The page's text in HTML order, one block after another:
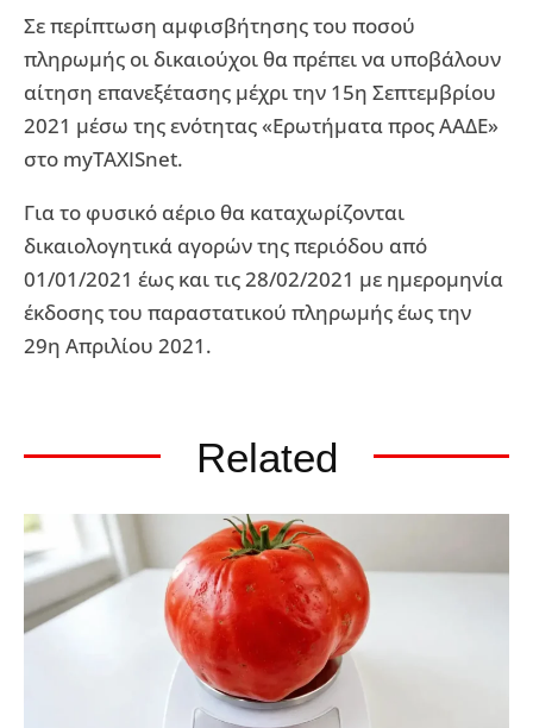
Σε περίπτωση αμφισβήτησης του ποσού
πληρωμής οι δικαιούχοι θα πρέπει να υποβάλουν
αίτηση επανεξέτασης μέχρι την 15η Σεπτεμβρίου
2021 μέσω της ενότητας «Ερωτήματα προς ΑΑΔΕ»
στο myTAXISnet.
Για το φυσικό αέριο θα καταχωρίζονται
δικαιολογητικά αγορών της περιόδου από
01/01/2021 έως και τις 28/02/2021 με ημερομηνία
έκδοσης του παραστατικού πληρωμής έως την
29η Απριλίου 2021.
Related